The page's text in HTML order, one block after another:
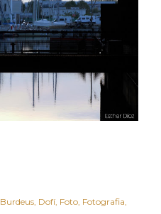
Burdeus Dofí Foto Fotografia